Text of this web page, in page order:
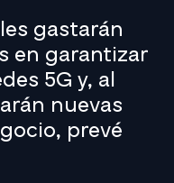
gastarán
en garantizar
5G y, al
nuevas
prevé